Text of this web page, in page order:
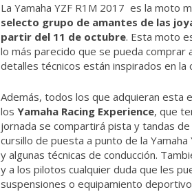
La Yamaha YZF R1M 2017 es la moto
selecto grupo de amantes de las
partir del 11 de octubre. Esta moto
lo más parecido que se pueda
detalles técnicos están inspirados en la
Además, todos los que adquieran esta
losYamaha Racing Experience, que
jornada se compartirá pista y tandas
cursillo de puesta a punto de la
y algunas técnicas de conducción.
y a los pilotos cualquier duda que les
suspensiones o equipamiento